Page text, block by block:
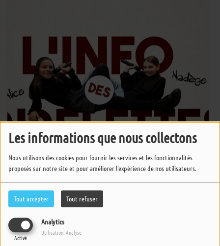
Les informations que nous collectons
Nous utilisons des cookies pour fournir les services et les fonctionnalités
proposés sur notre site et pour améliorer l'expérience de nos utilisateurs.
Tout accepter Tout refuser
Analytics
Activé
Utilisation: Analyse
Rendez-vous chaque mercredi à 17h pour L'info des Pipelettes ! Nadège
et Alice vous retrouvent avec quelques info people, des rendez-vous, de
la musique et leur bonne humeur !